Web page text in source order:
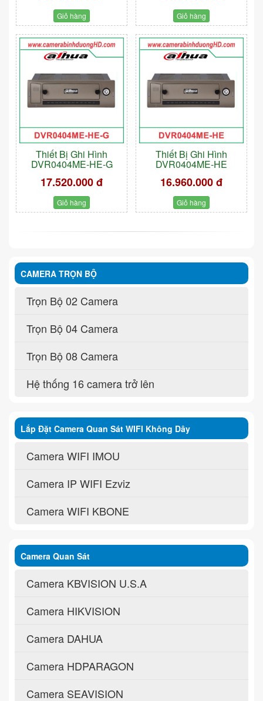
Giỏ hàng Giỏ hàng
Thiết Bị Ghi Hình
DVR0404ME-HE-G
17.520.000 đ
Giỏ hàng
Thiết Bị Ghi Hình
DVR0404ME-HE
16.960.000 đ
Giỏ hàng
CAMERA TRỌN BỘ
Trọn Bộ 02 Camera
Trọn Bộ 04 Camera
Trọn Bộ 08 Camera
Hệ thống 16 camera trở lên
Lắp Đặt Camera Quan Sát WIFI Không Dây
Camera WIFI IMOU
Camera IP WIFI Ezviz
Camera WIFI KBONE
Camera Quan Sát
Camera KBVISION U.S.A
Camera HIKVISION
Camera DAHUA
Camera HDPARAGON
Camera SEAVISION